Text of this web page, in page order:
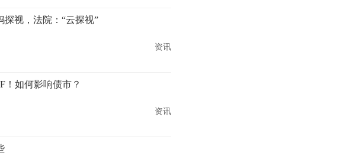
视，法院：“云探视”
资讯
！如何影响债市？
资讯